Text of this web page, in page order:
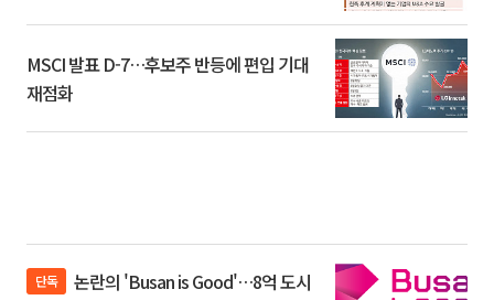
MSCI 발표 D-7…후보주 반등에 편입 기대
재점화
단독